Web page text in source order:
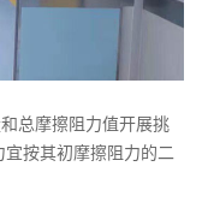
总摩擦阻力值开展挑
按其初摩擦阻力的二